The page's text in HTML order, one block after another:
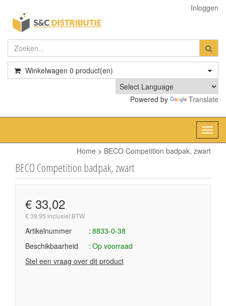
Inloggen
Winkelwagen 0 product(en)
Powered by Translate
Home > BECO Competition badpak, zwart
BECO Competition badpak, zwart
€ 33,02
€ 39,95 inclusief BTW
Artikelnummer
8833-0-38
Beschikbaarheid
Op voorraad
Stel een vraag over dit product